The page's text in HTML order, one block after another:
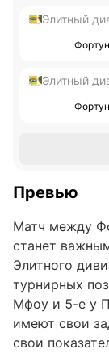
Элитный
Элитный
Превью
Матч между
станет
Элитного
турнирных
Мфоу и 5-е у
имеют свои
свои